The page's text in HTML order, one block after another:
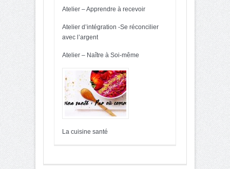
Atelier – Apprendre à recevoir
Atelier d’intégration -Se réconcilier
avec l’argent
Atelier – Naître à Soi-même
La cuisine santé